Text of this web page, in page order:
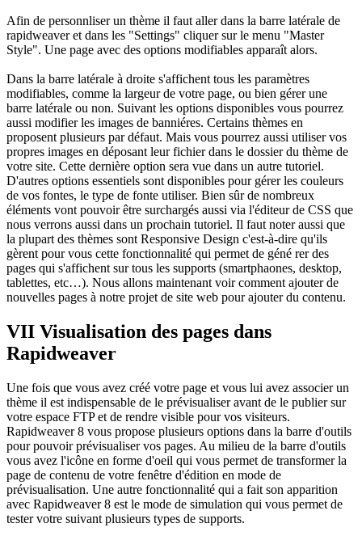
Afin de personnliser un thème il faut aller dans la barre latérale de
rapidweaver et dans les "Settings" cliquer sur le menu "Master
Style". Une page avec des options modifiables apparaît alors.
Dans la barre latérale à droite s'affichent tous les paramètres
modifiables, comme la largeur de votre page, ou bien gérer une
barre latérale ou non. Suivant les options disponibles vous pourrez
aussi modifier les images de banniéres. Certains thèmes en
proposent plusieurs par défaut. Mais vous pourrez aussi utiliser vos
propres images en déposant leur fichier dans le dossier du thème de
votre site. Cette dernière option sera vue dans un autre tutoriel.
D'autres options essentiels sont disponibles pour gérer les couleurs
de vos fontes, le type de fonte utiliser. Bien sûr de nombreux
éléments vont pouvoir être surchargés aussi via l'éditeur de CSS que
nous verrons aussi dans un prochain tutoriel. Il faut noter aussi que
la plupart des thèmes sont Responsive Design c'est-à-dire qu'ils
gèrent pour vous cette fonctionnalité qui permet de géné rer des
pages qui s'affichent sur tous les supports (smartphaones, desktop,
tablettes, etc…). Nous allons maintenant voir comment ajouter de
nouvelles pages à notre projet de site web pour ajouter du contenu.
VII Visualisation des pages dans
Rapidweaver
Une fois que vous avez créé votre page et vous lui avez associer un
thème il est indispensable de le prévisualiser avant de le publier sur
votre espace FTP et de rendre visible pour vos visiteurs.
Rapidweaver 8 vous propose plusieurs options dans la barre d'outils
pour pouvoir prévisualiser vos pages. Au milieu de la barre d'outils
vous avez l'icône en forme d'oeil qui vous permet de transformer la
page de contenu de votre fenêtre d'édition en mode de
prévisualisation. Une autre fonctionnalité qui a fait son apparition
avec Rapidweaver 8 est le mode de simulation qui vous permet de
tester votre suivant plusieurs types de supports.